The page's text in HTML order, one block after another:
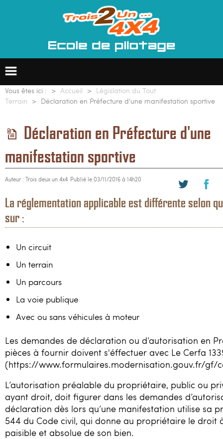
Formation professionnelle
Groupes & entreprises
Raids 4x4
Loisirs
Constructeurs / Presse
06 81 40 63 77
Vous êtes ici : Accueil
Législation du Tout
Terrain
Déclaration en Préfecture d'une manifestation sportive
Déclaration en Préfecture d'une
manifestation sportive
Auteur : Trois deux un 4x4 Publié le 03/11/2016 à 14h20
La réglementation applicable est différente selon
sur :
Un circuit
Un terrain
Un parcours
La voie publique
Avec ou sans véhicules à moteur
Les demandes de déclaration ou d’autorisation en
pièces à fournir doivent s'éffectuer avec Le Cerfa
(https://www.formulaires.modernisation.gouv.fr/gf/
L’autorisation préalable du propriétaire, public ou
ayant droit, doit figurer dans les demandes
déclaration dès lors qu’une manifestation utilise sa
544 du Code civil, qui donne au propriétaire le droit
paisible et absolue de son bien.